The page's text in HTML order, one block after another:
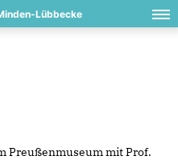
Lübbecke
Preußenmuseum mit Prof.